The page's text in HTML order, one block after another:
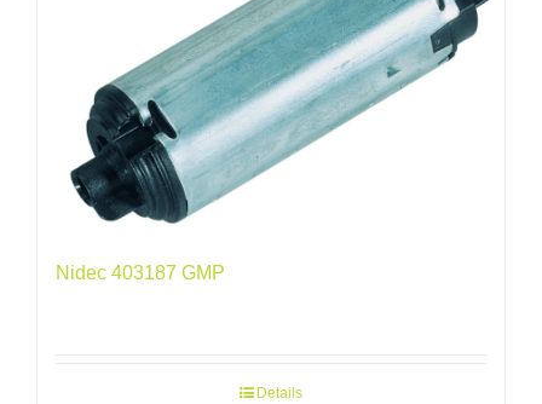
Nidec 403187 GMP
Details